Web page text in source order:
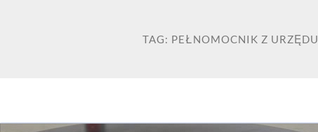
TAG: PEŁNOMOCNIK Z URZĘDU